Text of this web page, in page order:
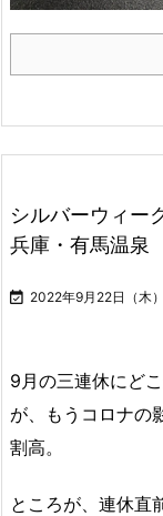
シルバーウィー
兵庫・有馬温泉
 2022年9月22日（木
9月の三連休にど
が、もうコロナの
割高。
ところが、連休直